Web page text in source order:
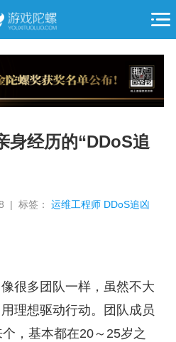
推广
身经历的“DDoS追
| 标签：运维工程师 DDoS追凶
很多团队一样，虽然不大
理想驱动行动。团队成员
，基本都在20～25岁之